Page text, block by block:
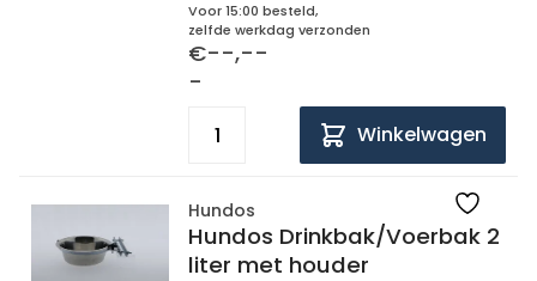
Voor 15:00 besteld,
zelfde werkdag verzonden
€--,--
-
Winkelwagen
Hundos
Hundos Drinkbak/Voerbak 2
liter met houder